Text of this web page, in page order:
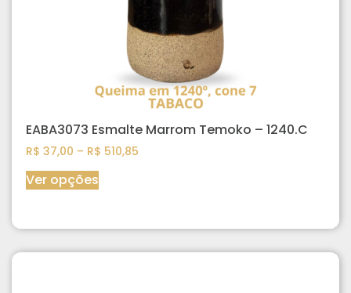
EABA3073 Esmalte Marrom Temoko – 1240.C
R$ 37,00 – R$ 510,85
Ver opções